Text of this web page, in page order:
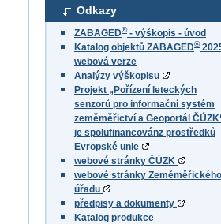
Odkazy
ZABAGED®- výškopis - úvod
Katalog objektů ZABAGED®
webová verze
Analýzy výškopisu
Projekt „Pořízení leteckých
senzorů pro informační systém
zeměměřictví a Geoportál
je spolufinancovánz prostředků
Evropské unie
webové stránky ČÚZK
webové stránky Zeměměřického
úřadu
předpisy a dokumenty
Katalog produkce